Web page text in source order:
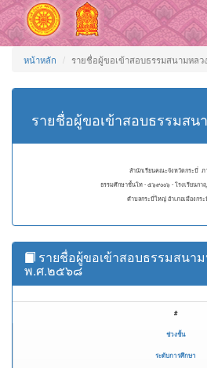
หน้าหลัก รายชื่อผู้ขอเข้าสอบธรรมสนามหล
รายชื่อผู้ขอเข้าสอบธรรมส
สำนักเรียนคณะจังหวัดกระบี่
ธรรมศึกษาชั้นโท - ๕๖๙๐๐๖ - โรงเรียนกา
ตำบลกระบี่ใหญ่ อำเภอเมืองกร
รายชื่อผู้ขอเข้าสอบธรรมสนา
พ.ศ.๒๕๖๘
#
ช่วงชั้น
ระดับการศึกษา